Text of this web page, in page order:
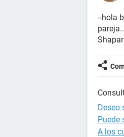
--hola
pareja..
Deseo
Puede
A los